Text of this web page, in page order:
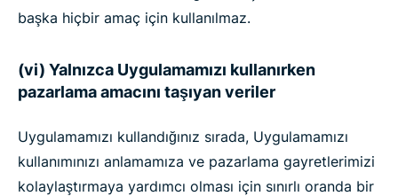
başka hiçbir amaç için kullanılmaz.
(vi) Yalnızca Uygulamamızı kullanırken
pazarlama amacını taşıyan veriler
Uygulamamızı kullandığınız sırada, Uygulamamızı
kullanımınızı anlamamıza ve pazarlama gayretlerimizi
kolaylaştırmaya yardımcı olması için sınırlı oranda bir